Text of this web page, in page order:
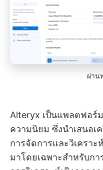
ผ่าน
Alteryx เป็นแพลตฟอร์
ความนิยม ซึ่งนำเสนอเ
การจัดการและวิเคร
มาโดยเฉพาะสำหรับก